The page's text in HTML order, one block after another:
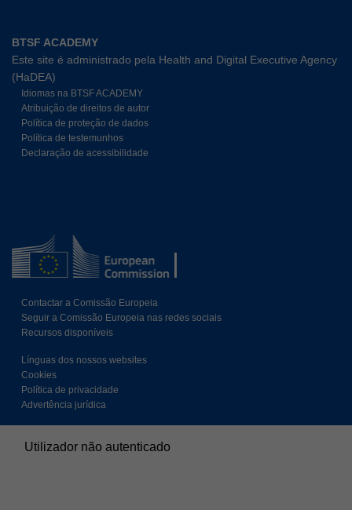
BTSF ACADEMY
Este site é administrado pela Health and Digital Executive Agency
(HaDEA)
Idiomas na BTSF ACADEMY
Atribuição de direitos de autor
Política de proteção de dados
Política de testemunhos
Declaração de acessibilidade
Contactar a Comissão Europeia
Seguir a Comissão Europeia nas redes sociais
Recursos disponíveis
Línguas dos nossos websites
Cookies
Política de privacidade
Advertência jurídica
Utilizador não autenticado